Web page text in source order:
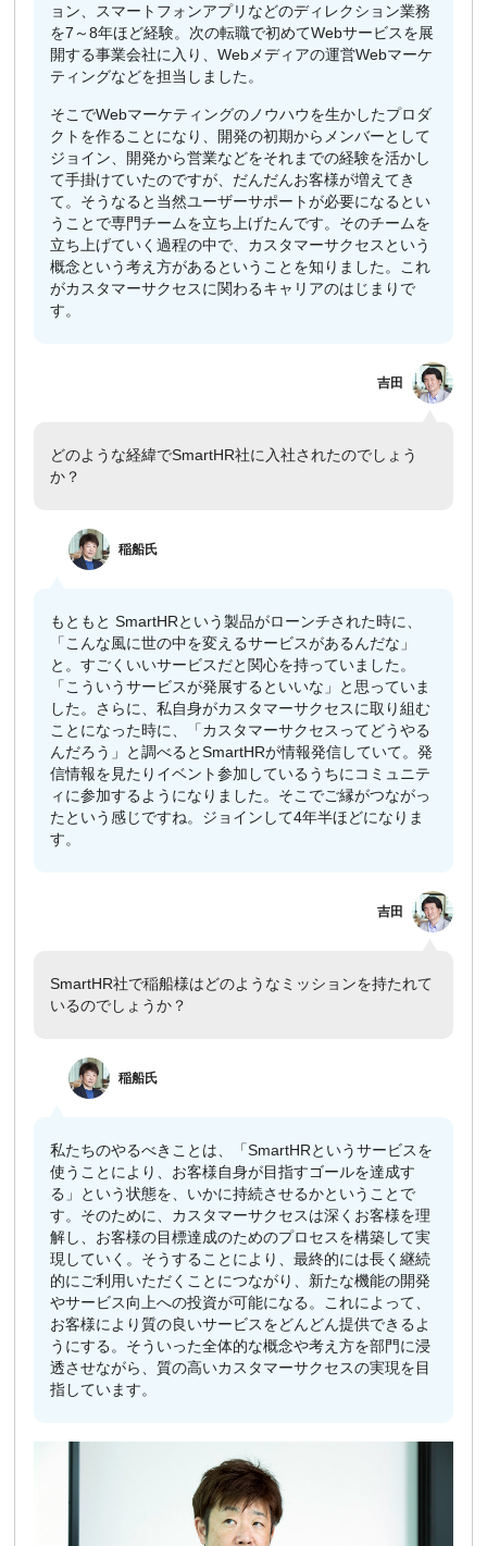
ョン、スマートフォンアプリなどのディレクション業務
を7～8年ほど経験。次の転職で初めてWebサービスを展
開する事業会社に入り、Webメディアの運営Webマーケ
ティングなどを担当しました。
そこでWebマーケティングのノウハウを生かしたプロダ
クトを作ることになり、開発の初期からメンバーとして
ジョイン、開発から営業などをそれまでの経験を活かし
て手掛けていたのですが、だんだんお客様が増えてき
て。そうなると当然ユーザーサポートが必要になるとい
うことで専門チームを立ち上げたんです。そのチームを
立ち上げていく過程の中で、カスタマーサクセスという
概念という考え方があるということを知りました。これ
がカスタマーサクセスに関わるキャリアのはじまりで
す。
吉田
どのような経緯でSmartHR社に入社されたのでしょう
か？
​ 稲船氏
もともと SmartHRという製品がローンチされた時に、
「こんな風に世の中を変えるサービスがあるんだな」
と。すごくいいサービスだと関心を持っていました。
「こういうサービスが発展するといいな」と思っていま
した。さらに、私自身がカスタマーサクセスに取り組む
ことになった時に、「カスタマーサクセスってどうやる
んだろう」と調べるとSmartHRが情報発信していて。発
信情報を見たりイベント参加しているうちにコミュニテ
ィに参加するようになりました。そこでご縁がつながっ
たという感じですね。ジョインして4年半ほどになりま
す。
吉田
SmartHR社で稲船様はどのようなミッションを持たれて
いるのでしょうか？
​ 稲船氏
私たちのやるべきことは、「SmartHRというサービスを
使うことにより、お客様自身が目指すゴールを達成す
る」という状態を、いかに持続させるかということで
す。そのために、カスタマーサクセスは深くお客様を理
解し、お客様の目標達成のためのプロセスを構築して実
現していく。そうすることにより、最終的には長く継続
的にご利用いただくことにつながり、新たな機能の開発
やサービス向上への投資が可能になる。これによって、
お客様により質の良いサービスをどんどん提供できるよ
うにする。そういった全体的な概念や考え方を部門に浸
透させながら、質の高いカスタマーサクセスの実現を目
指しています。